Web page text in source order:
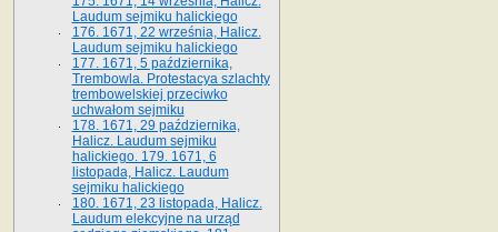
Laudum sejmiku halickiego
176. 1671, 22 września, Halicz.
Laudum sejmiku halickiego
177. 1671, 5 października,
Trembowla. Protestacya szlachty
trembowelskiej przeciwko
uchwałom sejmiku
178. 1671, 29 października,
Halicz. Laudum sejmiku
halickiego. 179. 1671, 6
listopada, Halicz. Laudum
sejmiku halickiego
180. 1671, 23 listopada, Halicz.
Laudum elekcyjne na urząd